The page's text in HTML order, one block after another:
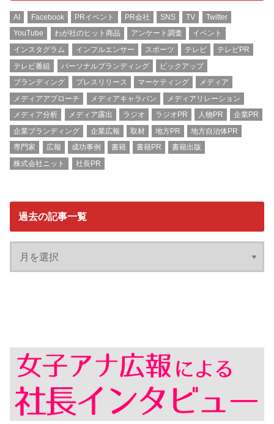
AI Facebook PRイベント PR会社 SNS TV
Twitter
YouTube
わが社のヒット商品 アンケート調査
イベント
インスタグラム
インフルエンサー スポーツ テレビ
テレビPR
テレビ番組
パーソナルブランディング
ピックアップ
ブランディング
プレスリリース マーケティング
メディア
メディアアプローチ
メディアキャラバン
メディアリレーション
メディア分析
メディア露出 ラジオ ラジオPR 人物PR
企業PR
企業ブランディング
企業広報 取材 地方PR
地方自治体PR
専門家
広報 成功事例 書籍 書籍PR
書籍出版
株式会社ニット
社長PR
過去の記事一覧